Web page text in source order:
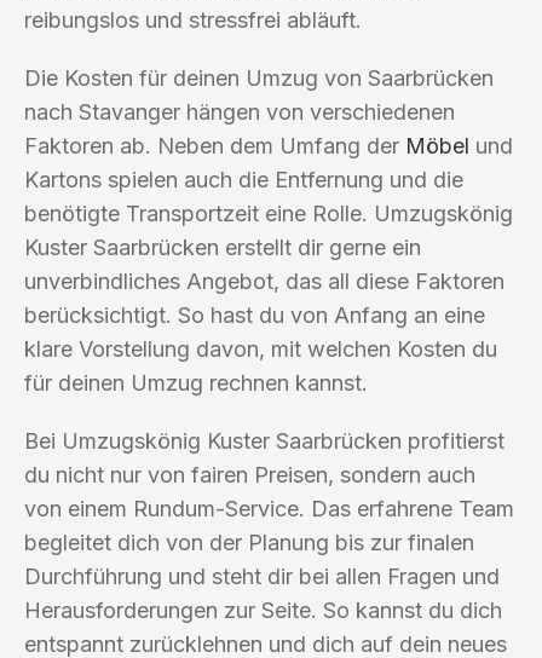
reibungslos und stressfrei abläuft.
Die Kosten für deinen Umzug von Saarbrücken
nach Stavanger hängen von verschiedenen
Faktoren ab. Neben dem Umfang der Möbel und
Kartons spielen auch die Entfernung und die
benötigte Transportzeit eine Rolle. Umzugskönig
Kuster Saarbrücken erstellt dir gerne ein
unverbindliches Angebot, das all diese Faktoren
berücksichtigt. So hast du von Anfang an eine
klare Vorstellung davon, mit welchen Kosten du
für deinen Umzug rechnen kannst.
Bei Umzugskönig Kuster Saarbrücken profitierst
du nicht nur von fairen Preisen, sondern auch
von einem Rundum-Service. Das erfahrene Team
begleitet dich von der Planung bis zur finalen
Durchführung und steht dir bei allen Fragen und
Herausforderungen zur Seite. So kannst du dich
entspannt zurücklehnen und dich auf dein neues